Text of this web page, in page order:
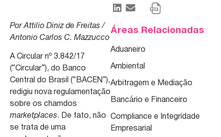
Por Attilio Diniz de Freitas /
Antonio Carlos C. Mazzucco
A Circular nº 3.842/17
(“Circular”), do Banco
Central do Brasil (“BACEN”),
redigiu nova regulamentação
sobre os chamdos
marketplaces. De fato, não
se trata de uma
Áreas Relacionadas
Aduaneiro
Ambiental
Arbitragem e Mediação
Bancário e Financeiro
Compliance e Integridade
Empresarial